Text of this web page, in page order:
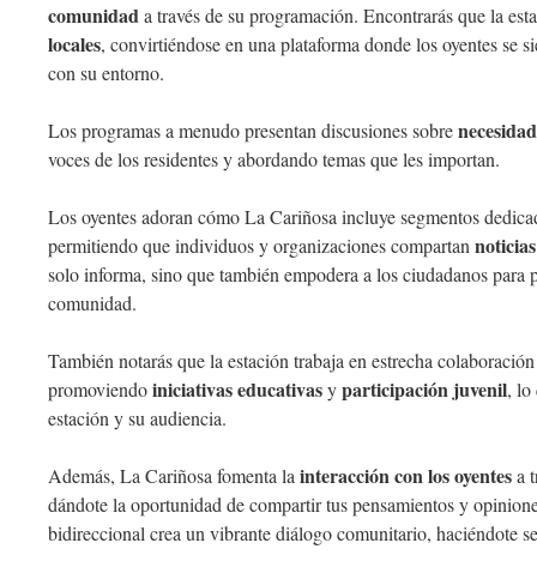
comunidada través de su programación. Encontrarás que la
locales, convirtiéndose en una plataforma donde los oyentes se
con su entorno.
Los programas a menudo presentan discusiones sobre
voces de los residentes y abordando temas que les importan.
Los oyentes adoran cómo La Cariñosa incluye segmentos
permitiendo que individuos y organizaciones compartan
solo informa, sino que también empodera a los ciudadanos para
comunidad.
También notarás que la estación trabaja en estrecha
promoviendoiniciativas educativasyparticipación juvenil, lo
estación y su audiencia.
Además, La Cariñosa fomenta la interacción con los oyentesa
dándote la oportunidad de compartir tus pensamientos y
bidireccional crea un vibrante diálogo comunitario, haciéndote